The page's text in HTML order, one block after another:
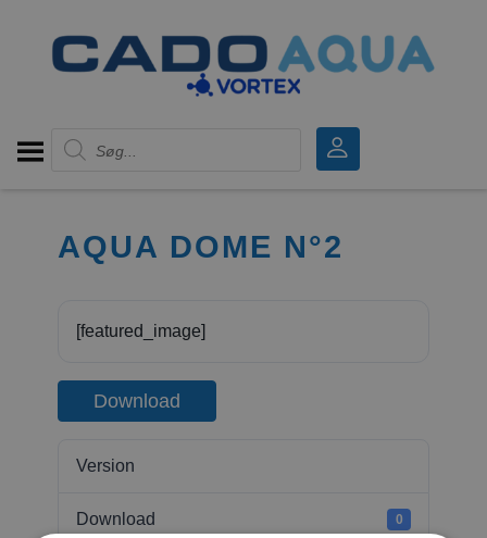
Products search
AQUA DOME N°2
[featured_image]
Download
Version
Download 0